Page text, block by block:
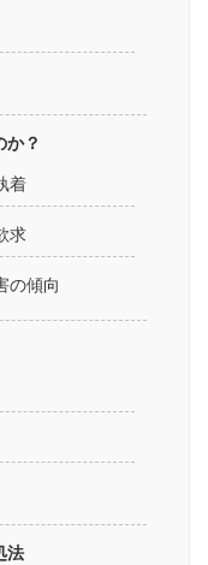
か？
着
求
の傾向
法